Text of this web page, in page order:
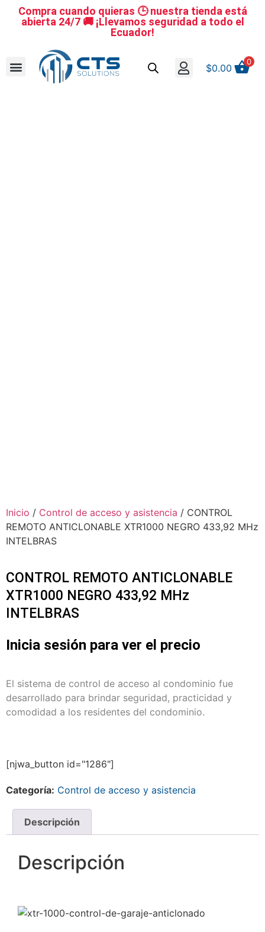
Compra cuando quieras 🕒 nuestra tienda está
abierta 24/7 🚚 ¡Llevamos seguridad a todo el
Ecuador!
$0.00
0
Inicio / Control de acceso y asistencia / CONTROL
REMOTO ANTICLONABLE XTR1000 NEGRO 433,92 MHz
INTELBRAS
CONTROL REMOTO ANTICLONABLE
XTR1000 NEGRO 433,92 MHz
INTELBRAS
Inicia sesión para ver el precio
El sistema de control de acceso al condominio fue
desarrollado para brindar seguridad, practicidad y
comodidad a los residentes del condominio.
[njwa_button id="1286"]
Categoría: Control de acceso y asistencia
Descripción
Descripción